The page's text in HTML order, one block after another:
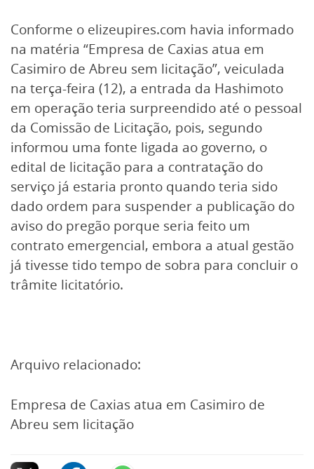
Conforme o elizeupires.com havia informado
na matéria “Empresa de Caxias atua em
Casimiro de Abreu sem licitação”, veiculada
na terça-feira (12), a entrada da Hashimoto
em operação teria surpreendido até o pessoal
da Comissão de Licitação, pois, segundo
informou uma fonte ligada ao governo, o
edital de licitação para a contratação do
serviço já estaria pronto quando teria sido
dado ordem para suspender a publicação do
aviso do pregão porque seria feito um
contrato emergencial, embora a atual gestão
já tivesse tido tempo de sobra para concluir o
trâmite licitatório.
Arquivo relacionado:
Empresa de Caxias atua em Casimiro de
Abreu sem licitação